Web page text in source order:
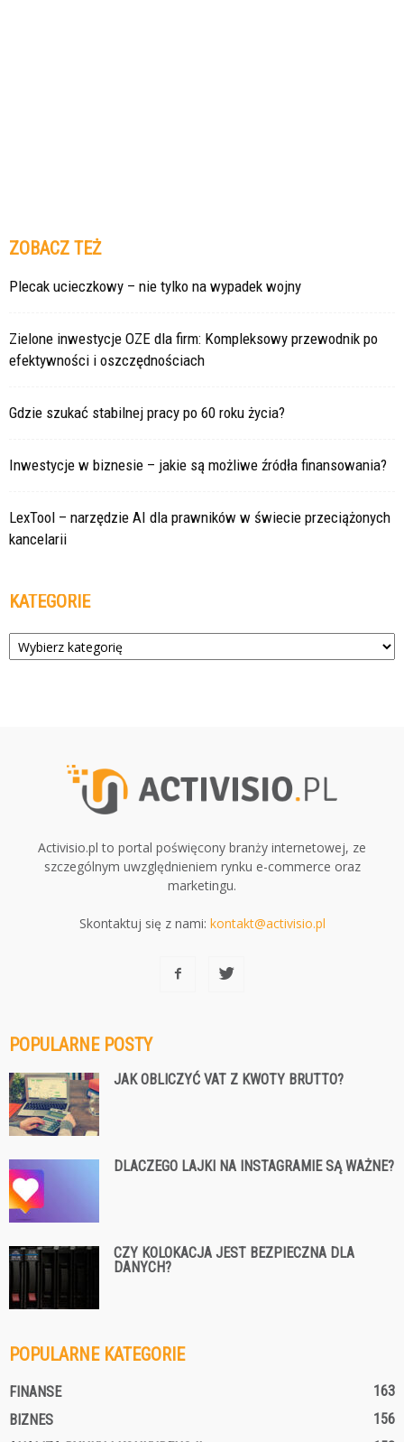
ZOBACZ TEŻ
Plecak ucieczkowy – nie tylko na wypadek wojny
Zielone inwestycje OZE dla firm: Kompleksowy przewodnik po
efektywności i oszczędnościach
Gdzie szukać stabilnej pracy po 60 roku życia?
Inwestycje w biznesie – jakie są możliwe źródła finansowania?
LexTool – narzędzie AI dla prawników w świecie przeciążonych
kancelarii
KATEGORIE
Kategorie
Activisio.pl to portal poświęcony branży internetowej, ze
szczególnym uwzględnieniem rynku e-commerce oraz
marketingu.
Skontaktuj się z nami: kontakt@activisio.pl
POPULARNE POSTY
JAK OBLICZYĆ VAT Z KWOTY BRUTTO?
DLACZEGO LAJKI NA INSTAGRAMIE SĄ WAŻNE?
CZY KOLOKACJA JEST BEZPIECZNA DLA
DANYCH?
POPULARNE KATEGORIE
FINANSE
163
BIZNES
156